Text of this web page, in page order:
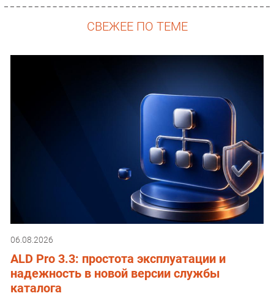
СВЕЖЕЕ ПО ТЕМЕ
06.08.2026
ALD Pro 3.3: простота эксплуатации и
надежность в новой версии службы
каталога